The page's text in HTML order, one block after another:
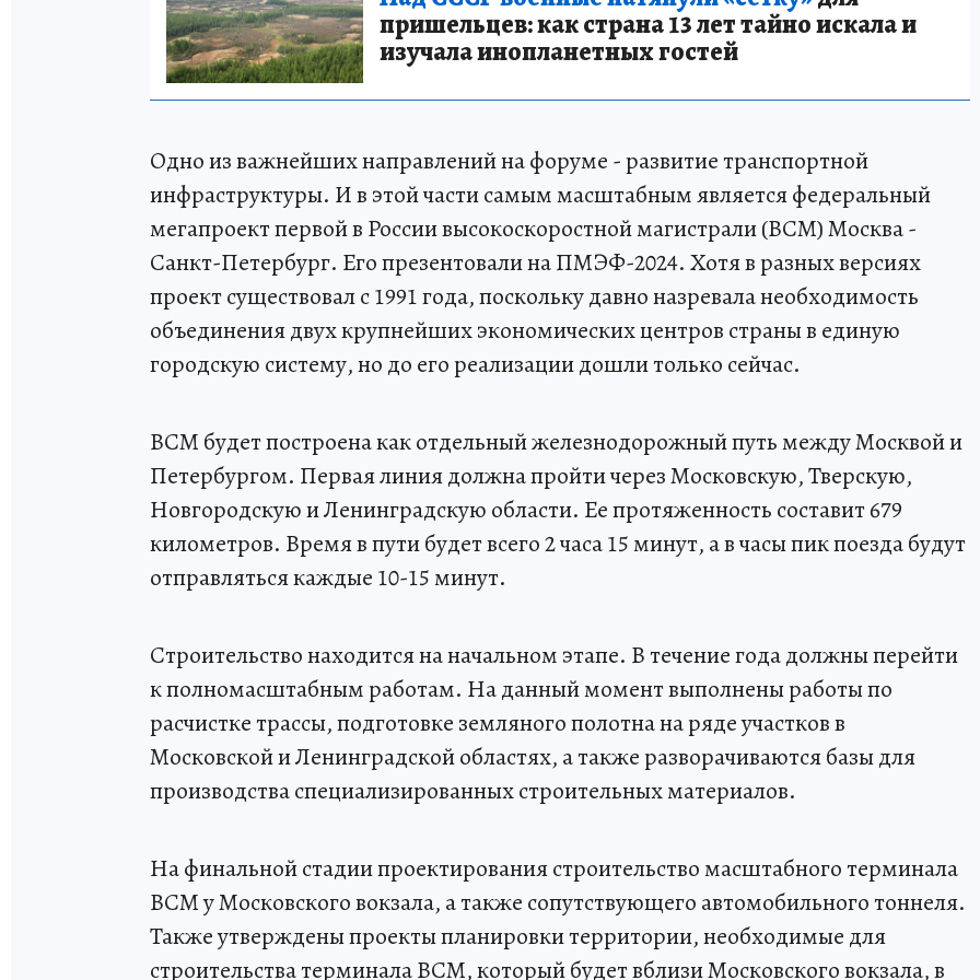
пришельцев: как страна 13 лет тайно искала и
изучала инопланетных гостей
Одно из важнейших направлений на форуме - развитие транспортной
инфраструктуры. И в этой части самым масштабным является федеральный
мегапроект первой в России высокоскоростной магистрали (ВСМ) Москва -
Санкт-Петербург. Его презентовали на ПМЭФ-2024. Хотя в разных версиях
проект существовал с 1991 года, поскольку давно назревала необходимость
объединения двух крупнейших экономических центров страны в единую
городскую систему, но до его реализации дошли только сейчас.
ВСМ будет построена как отдельный железнодорожный путь между Москвой и
Петербургом. Первая линия должна пройти через Московскую, Тверскую,
Новгородскую и Ленинградскую области. Ее протяженность составит 679
километров. Время в пути будет всего 2 часа 15 минут, а в часы пик поезда будут
отправляться каждые 10-15 минут.
Строительство находится на начальном этапе. В течение года должны перейти
к полномасштабным работам. На данный момент выполнены работы по
расчистке трассы, подготовке земляного полотна на ряде участков в
Московской и Ленинградской областях, а также разворачиваются базы для
производства специализированных строительных материалов.
На финальной стадии проектирования строительство масштабного терминала
ВСМ у Московского вокзала, а также сопутствующего автомобильного тоннеля.
Также утверждены проекты планировки территории, необходимые для
строительства терминала ВСМ, который будет вблизи Московского вокзала, в